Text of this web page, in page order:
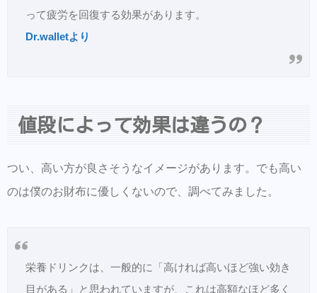
って疲労を回復する効果があります。
Dr.walletより
値段によって効果は違うの？
つい、高い方が良さそうなイメージがあります。でも高い
のは僕のお財布に優しくないので、調べてみました。
栄養ドリンクは、一般的に「高ければ高いほど強い効き
目がある」と思われていますが、これは高額なほど多く